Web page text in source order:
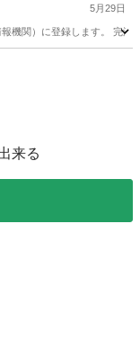
5月29日
機関）に登録します。
来る